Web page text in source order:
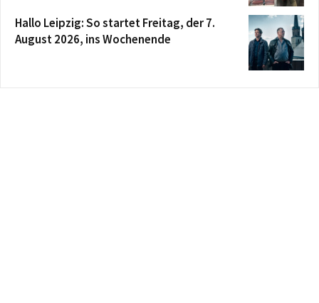
Hallo Leipzig: So startet Freitag, der 7.
August 2026, ins Wochenende